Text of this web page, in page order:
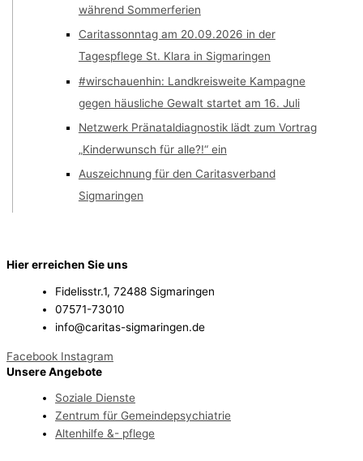
während Sommerferien
Caritassonntag am 20.09.2026 in der
Tagespflege St. Klara in Sigmaringen
#wirschauenhin: Landkreisweite Kampagne
gegen häusliche Gewalt startet am 16. Juli
Netzwerk Pränataldiagnostik lädt zum Vortrag
„Kinderwunsch für alle?!“ ein
Auszeichnung für den Caritasverband
Sigmaringen
Hier erreichen Sie uns
Fidelisstr.1, 72488 Sigmaringen
07571-73010
info@caritas-sigmaringen.de
Facebook Instagram
Unsere Angebote
Soziale Dienste
Zentrum für Gemeindepsychiatrie
Altenhilfe &- pflege